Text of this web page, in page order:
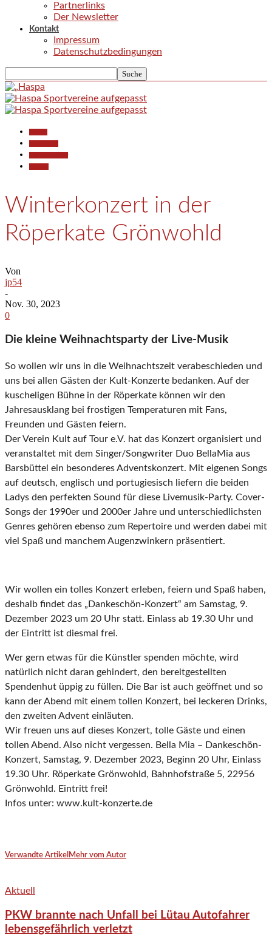
Partnerlinks
Der Newsletter
Kontakt
Impressum
Datenschutzbedingungen
Winterkonzert in der
Röperkate Grönwohld
Von
jp54
-
Nov. 30, 2023
0
Die kleine Weihnachtsparty der Live-Musik
So wollen wir uns in die Weihnachtszeit verabeschieden und
uns bei allen Gästen der Kult-Konzerte bedanken. Auf der
kuscheligen Bühne in der Röperkate können wir den
Jahresausklang bei frostigen Temperaturen mit Fans,
Freunden und Gästen feiern.
Der Verein Kult auf Tour e.V. hat das Konzert organisiert und
veranstaltet mit dem Singer/Songwriter Duo BellaMia aus
Barsbüttel ein besonderes Adventskonzert. Mit eigenen Songs
auf deutsch, englisch und portugiesisch liefern die beiden
Ladys den perfekten Sound für diese Livemusik-Party. Cover-
Songs der 1990er und 2000er Jahre und unterschiedlichsten
Genres gehören ebenso zum Repertoire und werden dabei mit
viel Spaß und manchem Augenzwinkern präsentiert.
Wir wollen ein tolles Konzert erleben, feiern und Spaß haben,
deshalb findet das „Dankeschön-Konzert“ am Samstag, 9.
Dezember 2023 um 20 Uhr statt. Einlass ab 19.30 Uhr und
der Eintritt ist diesmal frei.
Wer gern etwas für die Künstler spenden möchte, wird
natürlich nicht daran gehindert, den bereitgestellten
Spendenhut üppig zu füllen. Die Bar ist auch geöffnet und so
kann der Abend mit einem tollen Konzert, bei leckeren Drinks,
den zweiten Advent einläuten.
Wir freuen uns auf dieses Konzert, tolle Gäste und einen
tollen Abend. Also nicht vergessen. Bella Mia – Dankeschön-
Konzert, Samstag, 9. Dezember 2023, Beginn 20 Uhr, Einlass
19.30 Uhr. Röperkate Grönwohld, Bahnhofstraße 5, 22956
Grönwohld. Eintritt frei!
Infos unter: www.kult-konzerte.de
Verwandte Artikel Mehr vom Autor
Aktuell
PKW brannte nach Unfall bei Lütau Autofahrer
lebensgefährlich verletzt